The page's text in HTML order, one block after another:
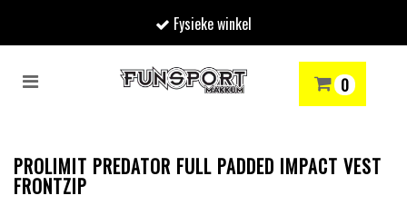
Fysieke winkel
Toggle
0
Uw winkelwagen is leeg.
SKIËN WINTERSPORTSHOP
PROLIMIT PREDATOR FULL PADDED IMPACT VEST
FRONTZIP